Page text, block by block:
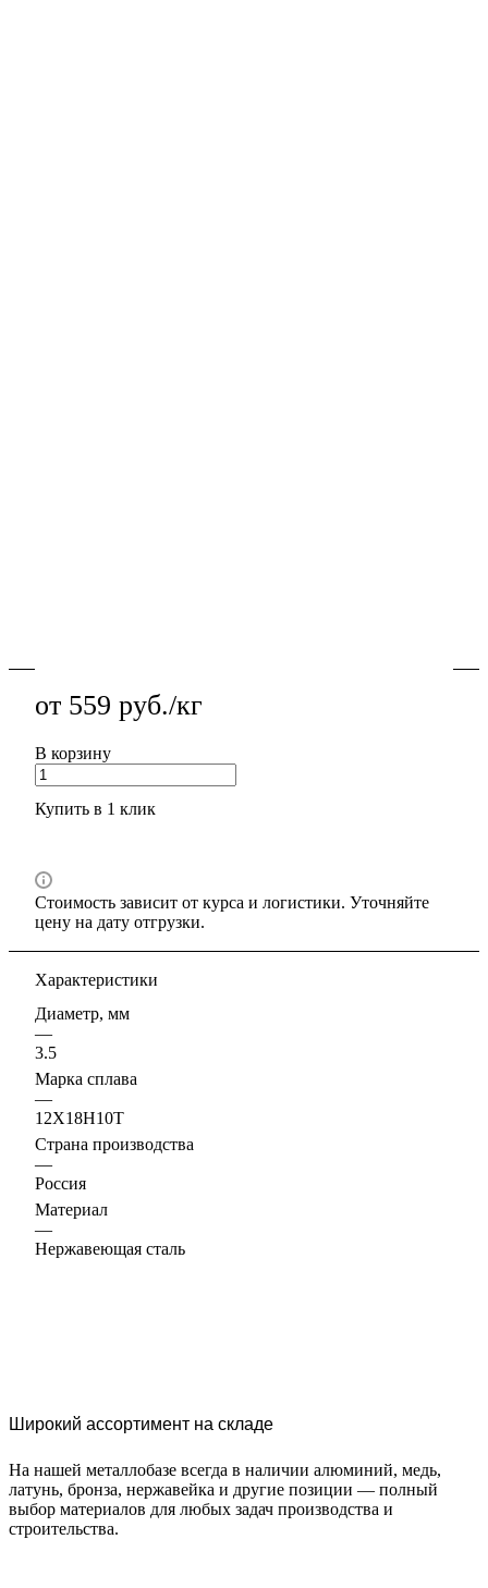
от 559 руб./кг
В корзину
Купить в 1 клик
Стоимость зависит от курса и логистики. Уточняйте
цену на дату отгрузки.
Характеристики
Диаметр, мм
—
3.5
Марка сплава
—
12Х18Н10Т
Страна производства
—
Россия
Материал
—
Нержавеющая сталь
Широкий ассортимент на складе
На нашей металлобазе всегда в наличии алюминий, медь,
латунь, бронза, нержавейка и другие позиции — полный
выбор материалов для любых задач производства и
строительства.